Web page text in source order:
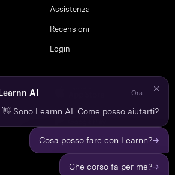
Assistenza
Recensioni
Login
AI Ora
👋 Sono Learnn AI. Come posso aiutarti?
Cosa posso fare con Learnn?→
Che corso fa per me?→